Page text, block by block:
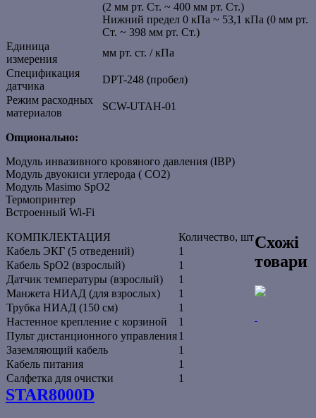
(2 мм рт. Ст. ~ 400 мм рт. Ст.)
Нижний предел 0 кПа ~ 53,1 кПа (0 мм рт.
Ст. ~ 398 мм рт. Ст.)
Единица
измерения
мм рт. ст. / кПа
Спецификация
датчика
DPT-248 (пробел)
Режим расходных
материалов
SCW-UTAH-01
Опционально:
Модуль инвазивного кровяного давления (IBP)
Модуль двуокиси углерода ( CO2)
Модуль Masimo SpO2
Термопринтер
Встроенный Wi-Fi
КОМПКЛЕКТАЦИЯ
Количество, шт
Кабель ЭКГ (5 отведений)
1
Кабель SpO2 (взрослый)
1
Датчик температуры (взрослый)
1
Манжета НИАД (для взрослых)
1
Трубка НИАД (150 см)
1
Настенное крепление с корзиной
1
Пульт дистанционного управления1
Заземляющий кабель
1
Кабель питания
1
Салфетка для очистки
1
Схожі
товари
STAR8000D